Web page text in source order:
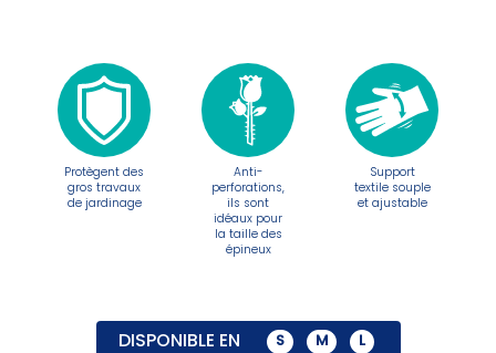
Protègent des
gros travaux
de jardinage
Anti-
perforations,
ils sont
idéaux pour
la taille des
épineux
Support
textile souple
et ajustable
DISPONIBLE EN S M L